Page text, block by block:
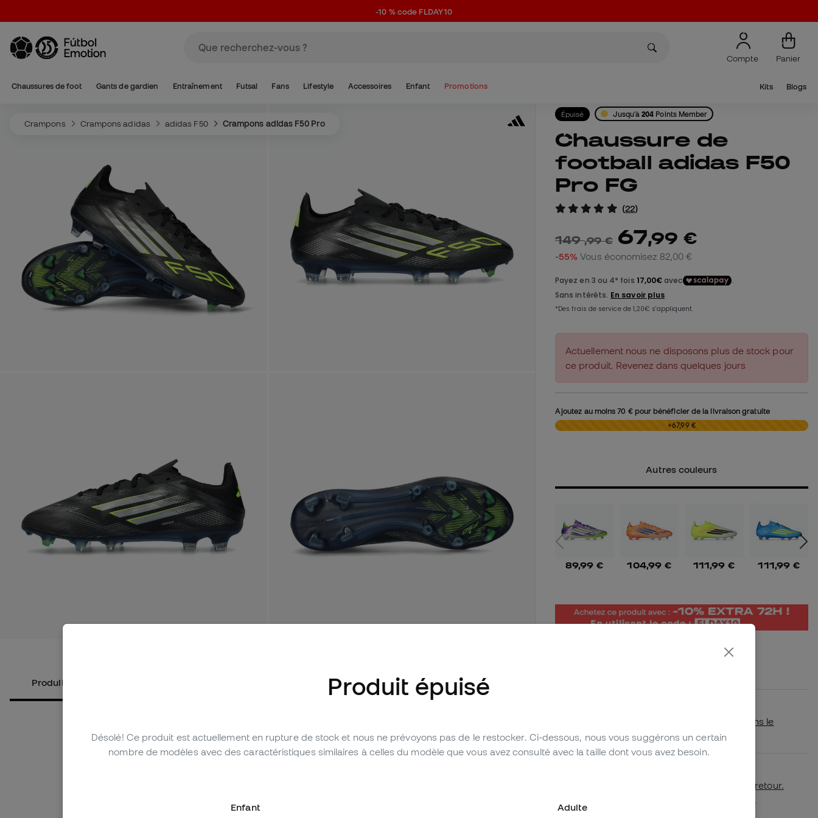
-10 % code FLDAY10
Compte Panier
Chaussures de foot Gants de gardien Entraînement Futsal Fans Lifestyle Accessoires Enfant Promotions Kits Blogs
Crampons Crampons adidas adidas F50 Crampons adidas F50 Pro
Produits alternatifs Laissez un avis (22) Tableau comparatif
Épuisé Jusqu'à204 Points Member
Chaussure de
football adidas F50
Pro FG
(22)
149,99 € 67,99 €
-55% Vous économisez 82,00 €
Actuellement nous ne disposons plus de stock pour
ce produit. Revenez dans quelques jours
Ajoutez au moins70 € pour bénéficier de la livraison gratuite
0,00 € +67,99 €
Autres couleurs
89,99 € 104,99 € 111,99 € 111,99 €
Envoi gratuit: France à partir de 70 €
Vérifiez si ce produit est disponible dans le
magasin le plus proche de chez vous.
politique de retour.
*Non applicable aux produits personnalisés.
Produit épuisé
Désolé! Ce produit est actuellement en rupture de stock et nous ne prévoyons pas de le restocker. Ci-dessous, nous vous suggérons un certain
nombre de modèles avec des caractéristiques similaires à celles du modèle que vous avez consulté avec la taille dont vous avez besoin.
Enfant Adulte